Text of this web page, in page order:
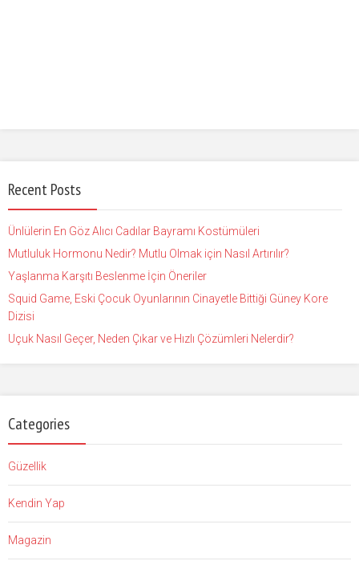
Recent Posts
Ünlülerin En Göz Alıcı Cadılar Bayramı Kostümüleri
Mutluluk Hormonu Nedir? Mutlu Olmak için Nasıl Artırılır?
Yaşlanma Karşıtı Beslenme İçin Öneriler
Squid Game, Eski Çocuk Oyunlarının Cinayetle Bittiği Güney Kore
Dizisi
Uçuk Nasıl Geçer, Neden Çıkar ve Hızlı Çözümleri Nelerdir?
Categories
Güzellik
Kendin Yap
Magazin